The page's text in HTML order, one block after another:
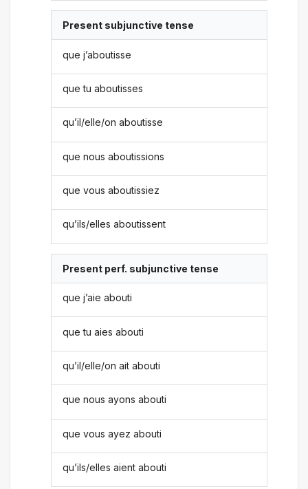
Present subjunctive tense
que j’aboutisse
que tu aboutisses
qu’il/elle/on aboutisse
que nous aboutissions
que vous aboutissiez
qu’ils/elles aboutissent
Present perf. subjunctive tense
que j’aie abouti
que tu aies abouti
qu’il/elle/on ait abouti
que nous ayons abouti
que vous ayez abouti
qu’ils/elles aient abouti